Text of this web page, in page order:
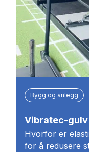
Bygg og anlegg
Vibratec-
Hvorfor er
for å redusere